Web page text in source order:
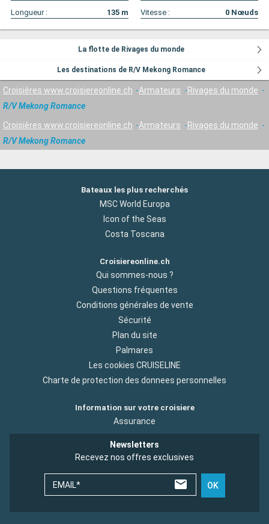
Longueur :
135 m Vitesse : 0 Nœuds
La flotte de Rivages du monde
Les destinations de R/V Mekong Romance
Croisières www.croisiereonline.ch Armateurs
Rivages du monde
R/V Mekong Romance
Croisières www.croisiereonline.ch Armateurs
Rivages du monde
R/V Mekong Romance
Bateaux les plus recherchés
MSC World Europa
Icon of the Seas
Costa Toscana
Croisiereonline.ch
Qui sommes-nous ?
Questions fréquentes
Conditions générales de vente
Sécurité
Plan du site
Palmares
Les cookies CRUISELINE
Charte de protection des donnees personnelles
Information sur votre croisiere
Assurance
Newsletters
Recevez nos offres exclusives
EMAIL* OK